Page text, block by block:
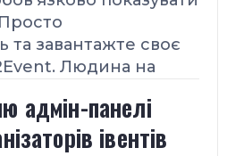
та завантажте своє
Людина на
адмін-панелі
івентів